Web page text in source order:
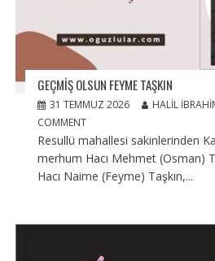
GEÇMIŞ OLSUN FEYME TAŞKIN
31 TEMMUZ 2026 HALIL
COMMENT
Resullü mahallesi sakinlerinden
merhum Hacı Mehmet (Osman)
Hacı Naime (Feyme) Taşkın,...